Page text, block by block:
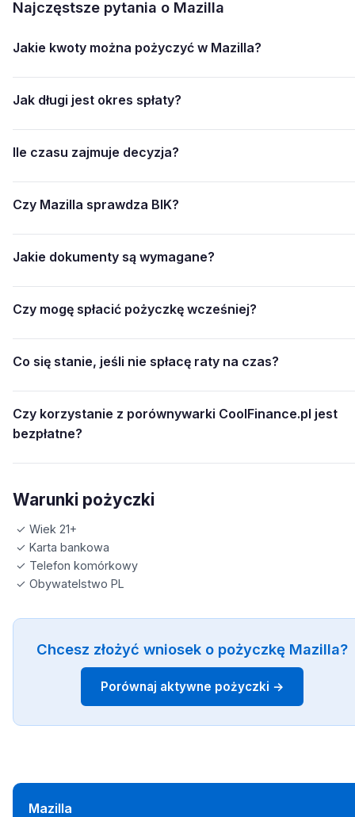
Najczęstsze pytania o Mazilla
Jakie kwoty można pożyczyć w Mazilla?
Jak długi jest okres spłaty?
Ile czasu zajmuje decyzja?
Czy Mazilla sprawdza BIK?
Jakie dokumenty są wymagane?
Czy mogę spłacić pożyczkę wcześniej?
Co się stanie, jeśli nie spłacę raty na czas?
Czy korzystanie z porównywarki CoolFinance.pl jest
bezpłatne?
Warunki pożyczki
✓ Wiek 21+
✓ Karta bankowa
✓ Telefon komórkowy
✓ Obywatelstwo PL
Chcesz złożyć wniosek o pożyczkę Mazilla?
Porównaj aktywne pożyczki →
Mazilla